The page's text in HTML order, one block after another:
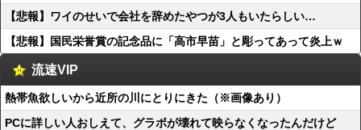
【悲報】ワイのせいで会社を辞めたやつが3人もいたらしい…
【悲報】国民栄誉賞の記念品に「高市早苗」と彫ってあって炎上ｗ
流速VIP
熱帯魚欲しいから近所の川にとりにきた（※画像あり）
PCに詳しい人おしえて、グラボが壊れて映らなくなったんだけど